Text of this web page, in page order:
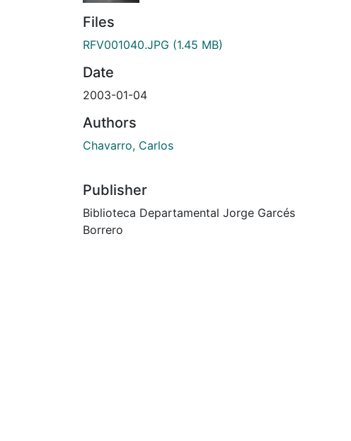
Files
RFV001040.JPG (1.45 MB)
Date
2003-01-04
Authors
Chavarro, Carlos
Publisher
Biblioteca Departamental Jorge Garcés
Borrero